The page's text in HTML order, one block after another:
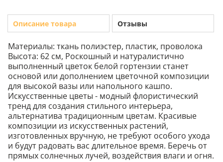
Описание товара Отзывы
Материалы: ткань полиэстер, пластик, проволока
Высота: 62 см, Роскошный и натуралистично
выполненный цветок белой гортензии станет
основой или дополнением цветочной композиции
для высокой вазы или напольного кашпо.
Искусственные цветы - модный флористический
тренд для создания стильного интерьера,
альтернатива традиционным цветам. Красивые
композиции из искусственных растений,
изготовленных вручную, не требуют особого ухода
и будут радовать вас длительное время. Беречь от
прямых солнечных лучей, воздействия влаги и огня.